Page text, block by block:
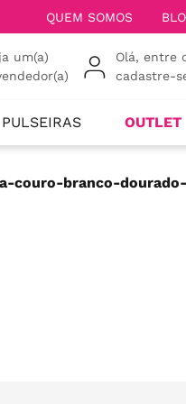
QUEM SOMOS
um(a)
Olá, entre
cadastre-
PULSEIRAS OUTLET
couro-branco-